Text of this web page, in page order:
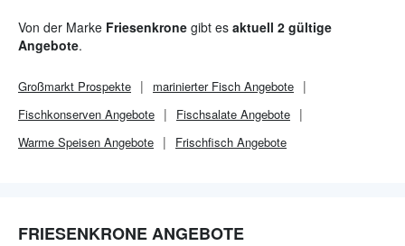
Von der Marke Friesenkrone gibt es aktuell 2 gültige
Angebote.
Großmarkt Prospekte
marinierter Fisch Angebote
Fischkonserven Angebote
Fischsalate Angebote
Warme Speisen Angebote
Frischfisch Angebote
FRIESENKRONE ANGEBOTE